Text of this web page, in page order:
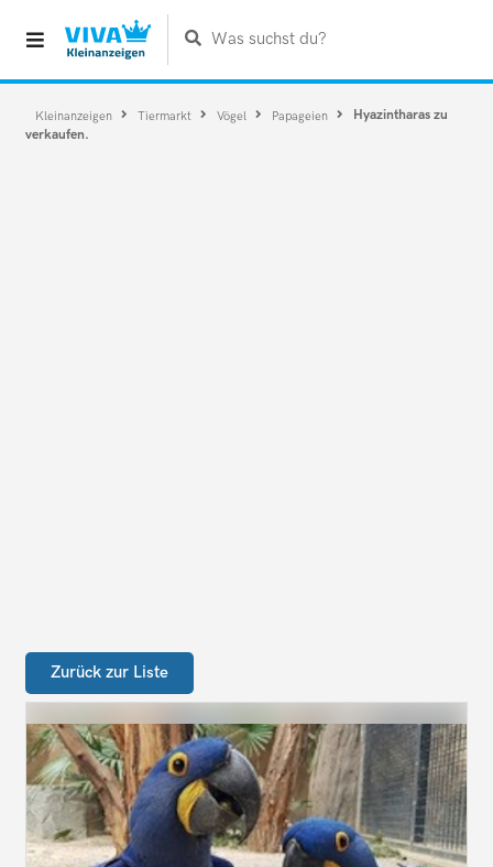
Was suchst du?
Kleinanzeigen Tiermarkt Vögel Papageien
Hyazintharas zu
verkaufen.
Zurück zur Liste